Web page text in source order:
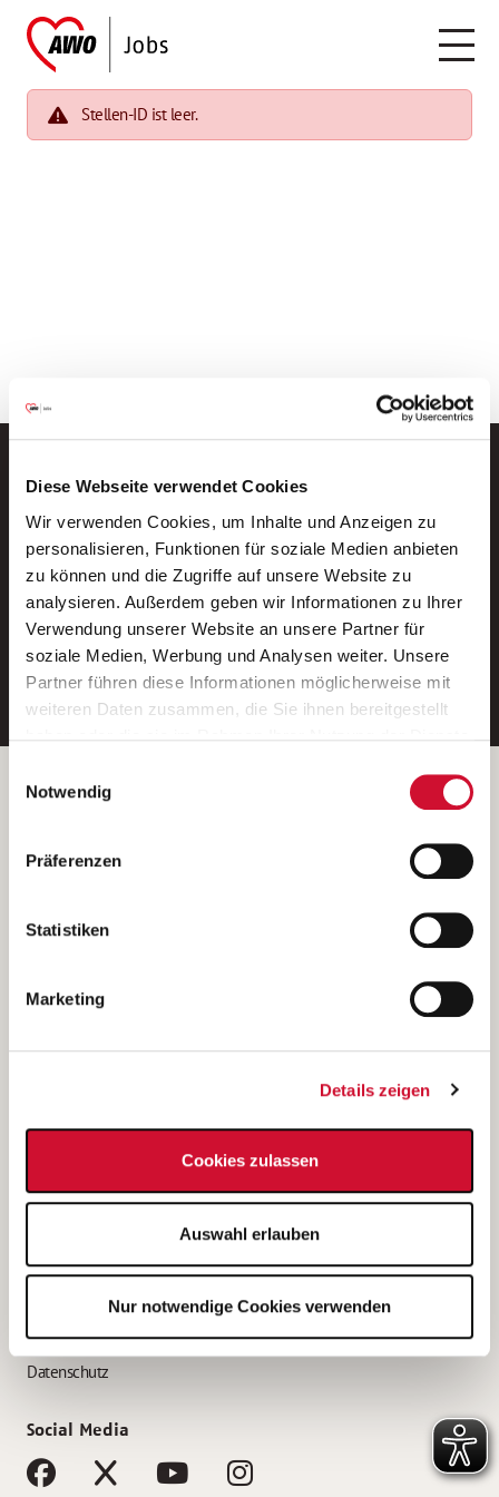
Diese Webseite verwendet Cookies
Wir verwenden Cookies, um Inhalte und Anzeigen zu
personalisieren, Funktionen für soziale Medien anbieten
zu können und die Zugriffe auf unsere Website zu
analysieren. Außerdem geben wir Informationen zu Ihrer
Verwendung unserer Website an unsere Partner für
soziale Medien, Werbung und Analysen weiter. Unsere
Partner führen diese Informationen möglicherweise mit
weiteren Daten zusammen, die Sie ihnen bereitgestellt
Wenn Sie auf „Cookies zulassen“ klicken, so stimmen
Sie der Speicherung sämtlicher Cookies zu. Sie können
Ihre Einwilligung selbstverständlich jederzeit widerrufen,
indem Sie die Cookie-Einstellungen aufrufen und diese
unsererDatenschutzerklärung
Notwendig
Präferenzen
Statistiken
Marketing
Details zeigen
Cookies zulassen
Auswahl erlauben
Nur notwendige Cookies verwenden
Stellen-ID ist leer.
Neue Stellen per E-Mail.
Ein kostenloser Service von AWO
Jobs.
E-Mail-Adresse eintragen
Betreiber der Webseite
Kantstraße 45a
(Ein Tochterunternehmen des AWO Bezirksverbandes Unterfranken
e.V.)
Bewerbung als Altenpflegehelfer*in
Bewerbung als Erzieher*in
AWO Gliederungen nach Bundesland
Impressum
Datenschutz
Social Media